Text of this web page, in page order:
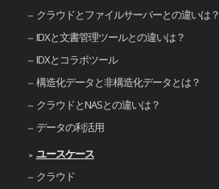
クラウドとファイルサーバーとの違いは？
IDXと文書管理ツールとの違いは？
IDXとコラボツール
構造化データと非構造化データとは？
クラウドとNASとの違いは？
データの利活用
ユースケース
クラウド